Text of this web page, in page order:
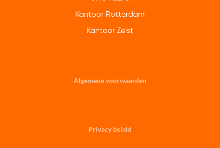
Kantoor Rotterdam
Kantoor Zeist
Algemene voorwaarden
Privacy beleid